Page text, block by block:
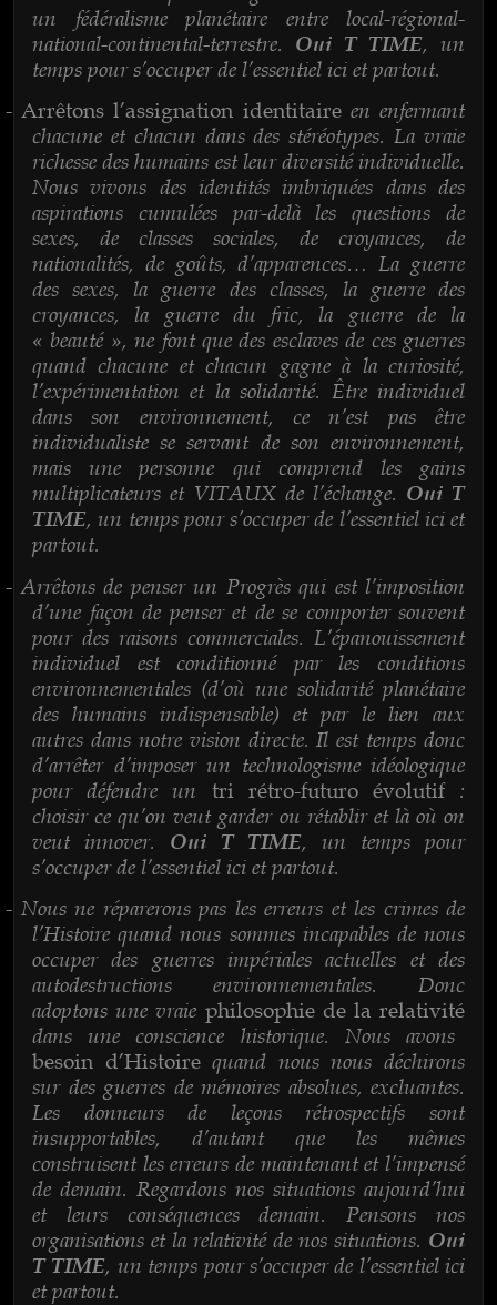
un fédéralisme planétaire entre local-régional-
national-continental-terrestre. Oui T TIME, un
temps pour s’occuper de l’essentiel ici et partout.
- Arrêtons l’assignation identitaire en enfermant
chacune et chacun dans des stéréotypes. La vraie
richesse des humains est leur diversité individuelle.
Nous vivons des identités imbriquées dans des
aspirations cumulées par-delà les questions de
sexes, de classes sociales, de croyances, de
nationalités, de goûts, d’apparences… La guerre
des sexes, la guerre des classes, la guerre des
croyances, la guerre du fric, la guerre de la
« beauté », ne font que des esclaves de ces guerres
quand chacune et chacun gagne à la curiosité,
l’expérimentation et la solidarité. Être individuel
dans son environnement, ce n’est pas être
individualiste se servant de son environnement,
mais une personne qui comprend les gains
multiplicateurs et VITAUX de l’échange. Oui T
TIME, un temps pour s’occuper de l’essentiel ici et
partout.
- Arrêtons de penser un Progrès qui est l’imposition
d’une façon de penser et de se comporter souvent
pour des raisons commerciales. L’épanouissement
individuel est conditionné par les conditions
environnementales (d’où une solidarité planétaire
des humains indispensable) et par le lien aux
autres dans notre vision directe. Il est temps donc
d’arrêter d’imposer un technologisme idéologique
pour défendre un tri rétro-futuro évolutif:
choisir ce qu’on veut garder ou rétablir et là où on
veut innover. Oui T TIME, un temps pour
s’occuper de l’essentiel ici et partout.
- Nous ne réparerons pas les erreurs et les crimes de
l’Histoire quand nous sommes incapables de nous
occuper des guerres impériales actuelles et des
autodestructions environnementales. Donc
adoptons une vraie philosophie de la relativité
dans une conscience historique. Nous avons
besoin d’Histoirequand nous nous déchirons
sur des guerres de mémoires absolues, excluantes.
Les donneurs de leçons rétrospectifs sont
insupportables, d’autant que les mêmes
construisent les erreurs de maintenant et l’impensé
de demain. Regardons nos situations aujourd’hui
et leurs conséquences demain. Pensons nos
organisations et la relativité de nos situations. Oui
T TIME, un temps pour s’occuper de l’essentiel ici
et partout.